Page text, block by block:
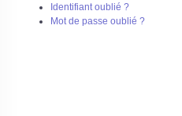
Identifiant oublié ?
Mot de passe oublié ?